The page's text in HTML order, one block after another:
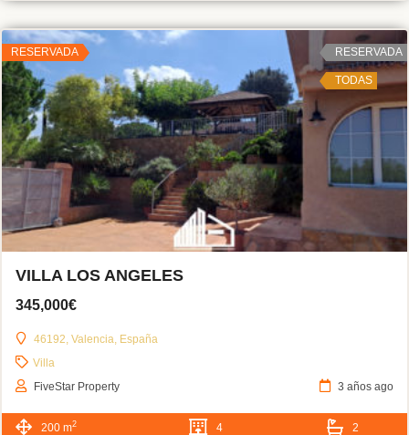
RESERVADA RESERVADA
TODAS
VILLA LOS ANGELES
345,000€
46192, Valencia, España
Villa
FiveStar Property
3 años ago
200 m2 4 2